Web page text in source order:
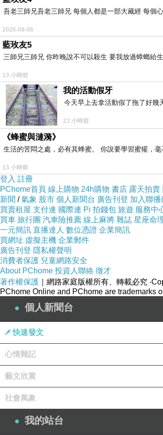
Roger Taylor-Foreign Sand
專輯:Happiness?
作詞、作曲:Roger Taylor
Here we go, ain't it grand
Here we stand on foreign sand
And we're not alone
Why do we fear what we don't
Can't we reach out our hands to try
Try to plant a seed, fulfill the need
吾老三師兄吾老三師兄 每個人都是一部大藏經 每個
2026-08-06
藍玫友5
三師兄三師兄 你昨晚說不可以殺生 要我放過蟑螂給
13 小時前
我的活動假牙
今天早上去拿活動假了拖了好幾
23 小時前
《蜂蜜與漣漪》
生活的苦悶之處，必有其蜂蜜。 你說要學習蜜獾，
13 小時前
登入 註冊
PChome首頁 線上購物 24h購物 書店 露天拍賣
新聞 /氣象 股市 個人新聞台 廣告刊登 加入聯播
買賣租屋 支付連 國際連 Pi 拍錢包 旅遊 服務中
買車 旅行團 汽車險推薦 線上麻將 雜誌 星座命
一元簡訊 直播達人 數位憑證 企業簡訊
買網址 虛擬主機 企業郵件
廣告刊登 隱私權聲明
消費者保護 兒童網路安全
About PChome 投資人聯絡 徵才
著作權保護 ｜網路家庭版權所有、轉載必究
PChome Online and PChome are trademarks
個人新聞台
快速發文
心情雜記
藝文欣賞
社會萬象
我的站台